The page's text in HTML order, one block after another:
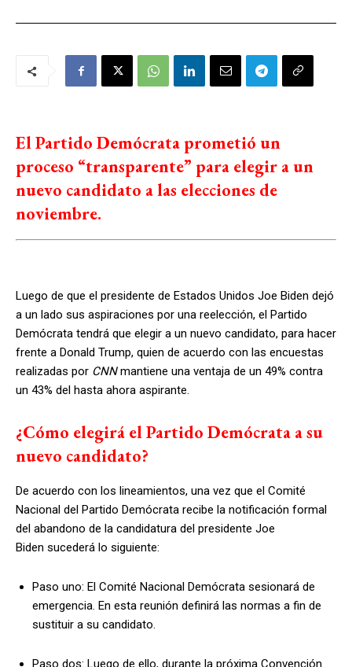
El Partido Demócrata prometió un
proceso “transparente” para elegir a un
nuevo candidato a las elecciones de
noviembre.
Luego de que el presidente de Estados Unidos Joe Biden dejó
a un lado sus aspiraciones por una reelección, el Partido
Demócrata tendrá que elegir a un nuevo candidato, para hacer
frente a Donald Trump, quien de acuerdo con las encuestas
realizadas por CNNmantiene una ventaja de un 49% contra
un 43% del hasta ahora aspirante.
¿Cómo elegirá el Partido Demócrata a su
nuevo candidato?
De acuerdo con los lineamientos, una vez que el Comité
Nacional del Partido Demócrata recibe la notificación formal
del abandono de la candidatura del presidente Joe
Biden sucederá lo siguiente:
Paso uno: El Comité Nacional Demócrata sesionará de
emergencia. En esta reunión definirá las normas a fin de
sustituir a su candidato.
Paso dos: Luego de ello, durante la próxima Convención